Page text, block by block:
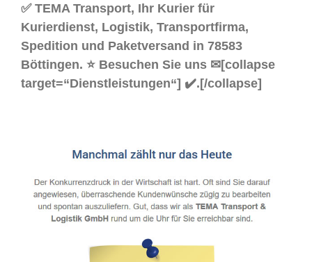
✅ TEMA Transport, Ihr Kurier für
Kurierdienst, Logistik, Transportfirma,
Spedition und Paketversand in 78583
Böttingen. ⭐ Besuchen Sie uns ✉[collapse
target=“Dienstleistungen“] ✔️.[/collapse]